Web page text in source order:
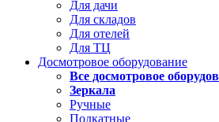
Для дачи
Для складов
Для отелей
Для ТЦ
Досмотровое оборудование
Все досмотровое
Зеркала
Ручные
Подкатные